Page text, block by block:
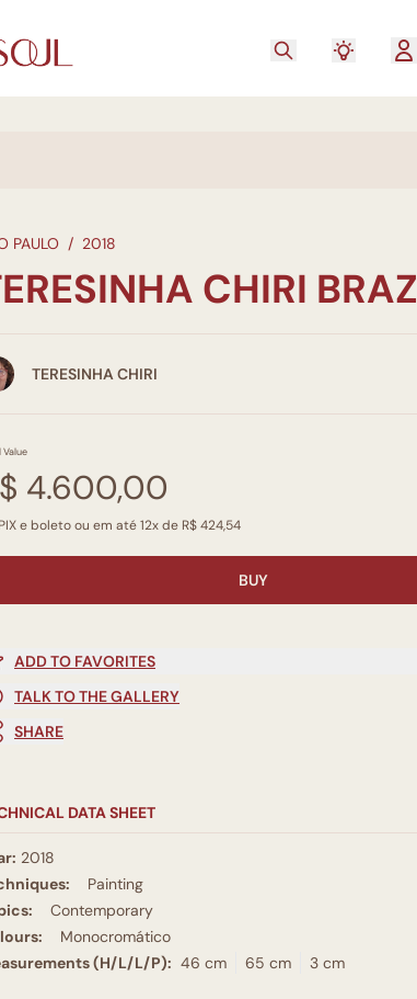
PAULO / 2018
CHIRI BRAZ
TERESINHA CHIRI
Value
4.600,00
e boleto ou em até 12x de R$ 424,54
BUY
ADD TO FAVORITES
TALK TO THE GALLERY
SHARE
DATA SHEET
2018
Painting
Contemporary
Monocromático
(H/L/L/P): 46 cm 65 cm 3 cm